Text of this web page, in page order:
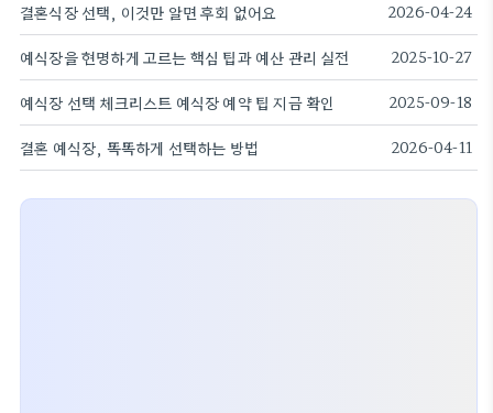
결혼식장 선택, 이것만 알면 후회 없어요 2026-04-24
예식장을 현명하게 고르는 핵심 팁과 예산 관리 실전 2025-10-27
예식장 선택 체크리스트 예식장 예약 팁 지금 확인 2025-09-18
결혼 예식장, 똑똑하게 선택하는 방법 2026-04-11